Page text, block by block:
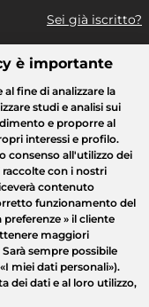
Sei già iscritto?
Elettrodomestici
è importante
fine di analizzare la
studi e analisi sui
e proporre al
interessi e profilo.
consenso all'utilizzo dei
con i nostri
contenuto
funzionamento del
preferenze » il cliente
maggiori
sempre possibile
miei dati personali»).
dei dati e al loro utilizzo,